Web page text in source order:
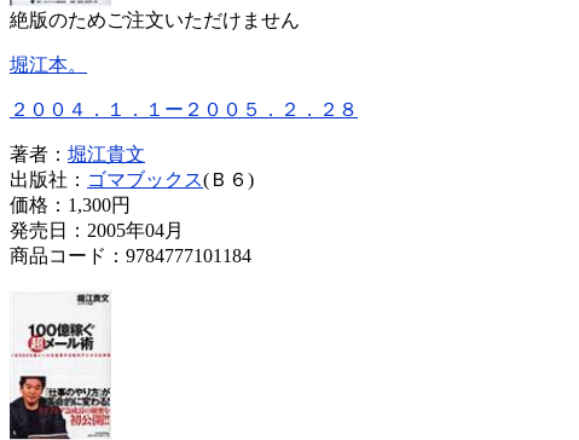
絶版のためご注文いただけません
堀江本。
２００４．１．１ー２００５．２．２８
著者： 堀江貴文
出版社： ゴマブックス(Ｂ６)
価格： 1,300円
発売日：2005年04月
商品コード：9784777101184